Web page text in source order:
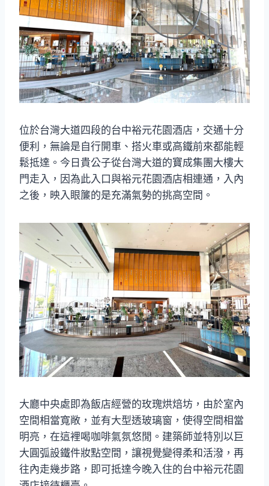
位於台灣大道四段的台中裕元花園酒店，交通十分
便利，無論是自行開車、搭火車或高鐵前來都能輕
鬆抵達。今日貴公子從台灣大道的寶成集團大樓大
門走入，因為此入口與裕元花園酒店相連通，入內
之後，映入眼簾的是充滿氣勢的挑高空間。
大廳中央處即為飯店經營的玫瑰烘焙坊，由於室內
空間相當寬敞，並有大型透玻璃窗，使得空間相當
明亮，在這裡喝咖啡氣氛悠閒。建築師並特別以巨
大圓弧設鐵件妝點空間，讓視覺變得柔和活潑，再
往內走幾步路，即可抵達今晚入住的台中裕元花園